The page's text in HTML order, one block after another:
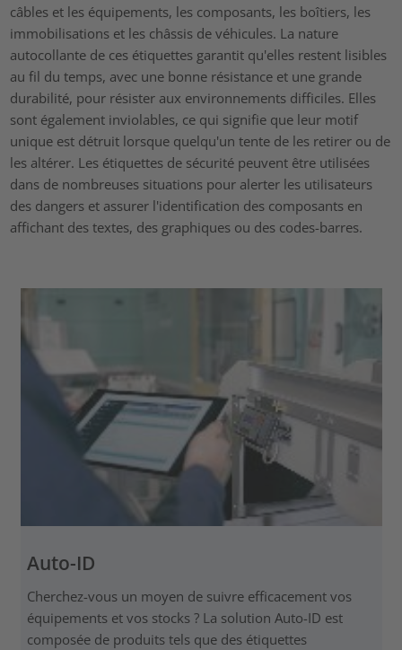
câbles et les équipements, les composants, les boîtiers, les
immobilisations et les châssis de véhicules. La nature
autocollante de ces étiquettes garantit qu'elles restent lisibles
au fil du temps, avec une bonne résistance et une grande
durabilité, pour résister aux environnements difficiles. Elles
sont également inviolables, ce qui signifie que leur motif
unique est détruit lorsque quelqu'un tente de les retirer ou de
les altérer. Les étiquettes de sécurité peuvent être utilisées
dans de nombreuses situations pour alerter les utilisateurs
des dangers et assurer l'identification des composants en
affichant des textes, des graphiques ou des codes-barres.
Auto-ID
Cherchez-vous un moyen de suivre efficacement vos
équipements et vos stocks ? La solution Auto-ID est
composée de produits tels que des étiquettes